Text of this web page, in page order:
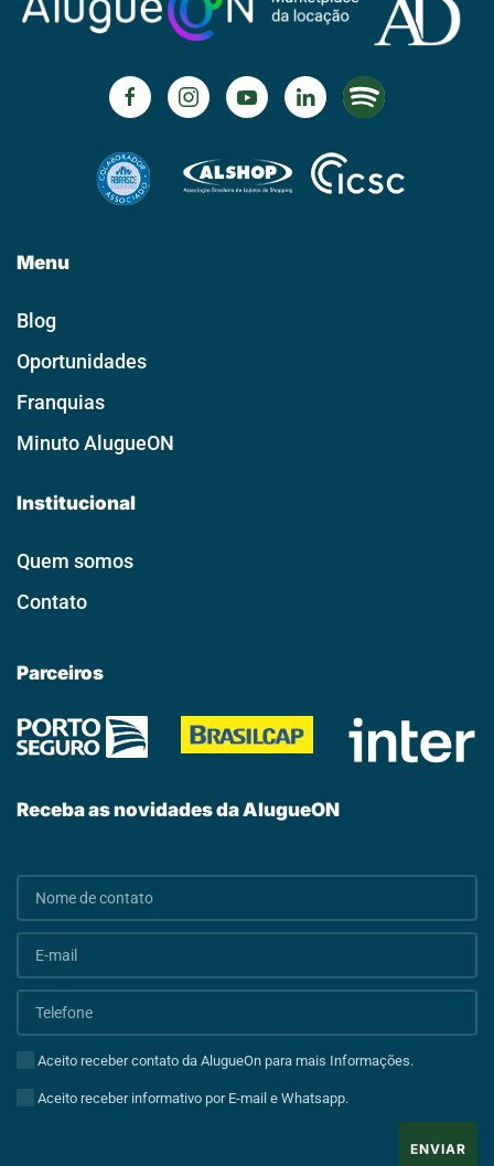
Menu
Blog
Oportunidades
Franquias
Minuto AlugueON
Institucional
Quem somos
Contato
Parceiros
Receba as novidades da AlugueON
Aceito receber contato da AlugueOn para mais Informações.
Aceito receber informativo por E-mail e Whatsapp.
ENVIAR